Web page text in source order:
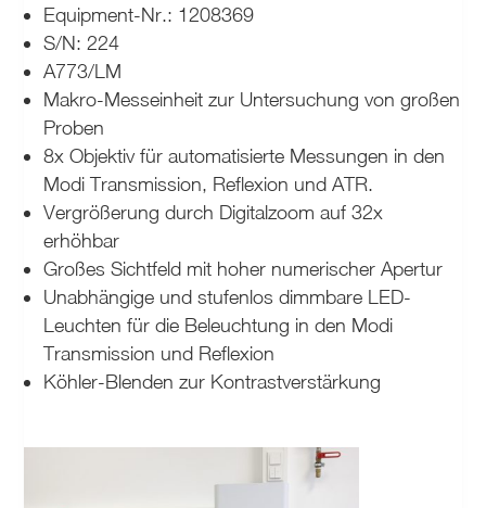
Equipment-Nr.: 1208369
S/N: 224
A773/LM
Makro-Messeinheit zur Untersuchung von großen
Proben
8x Objektiv für automatisierte Messungen in den
Modi Transmission, Reflexion und ATR.
Vergrößerung durch Digitalzoom auf 32x
erhöhbar
Großes Sichtfeld mit hoher numerischer Apertur
Unabhängige und stufenlos dimmbare LED-
Leuchten für die Beleuchtung in den Modi
Transmission und Reflexion
Köhler-Blenden zur Kontrastverstärkung